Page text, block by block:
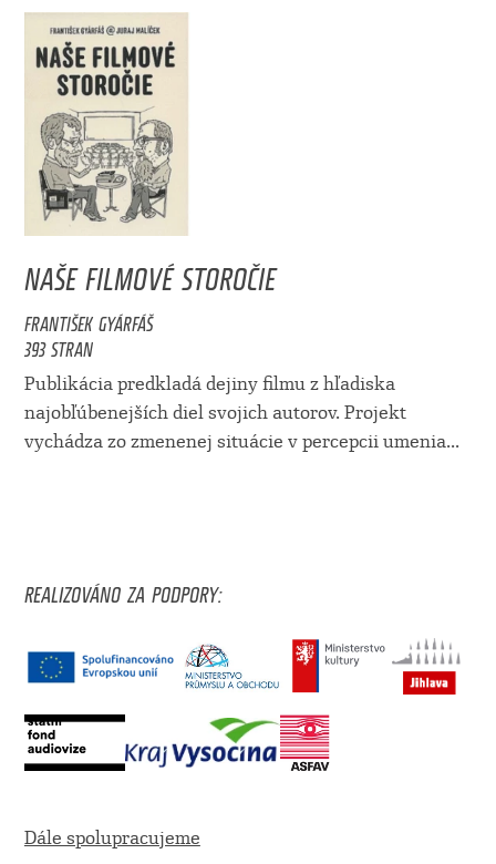
NAŠE FILMOVÉ STOROČIE
FRANTIŠEK GYÁRFÁŠ
393 STRAN
Publikácia predkladá dejiny filmu z hľadiska
najobľúbenejších diel svojich autorov. Projekt
vychádza zo zmenenej situácie v percepcii umenia...
REALIZOVÁNO ZA PODPORY:
Dále spolupracujeme